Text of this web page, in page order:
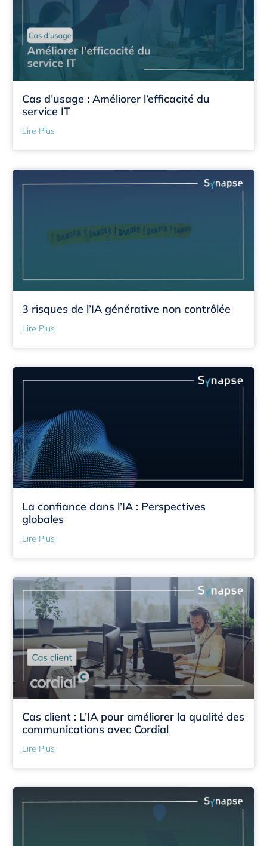
Cas d’usage : Améliorer l’efficacité du
service IT
Lire Plus
3 risques de l’IA générative non contrôlée
Lire Plus
La confiance dans l’IA : Perspectives
globales
Lire Plus
Cas client : L’IA pour améliorer la qualité des
communications avec Cordial
Lire Plus